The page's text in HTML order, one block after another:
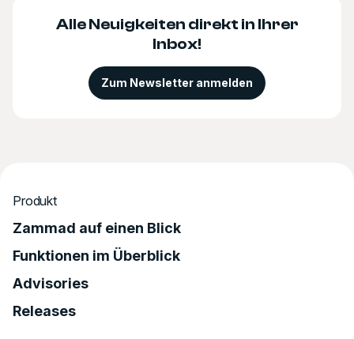
Alle Neuigkeiten direkt in Ihrer
Inbox!
Zum Newsletter anmelden
Produkt
Zammad auf einen Blick
Funktionen im Überblick
Advisories
Releases